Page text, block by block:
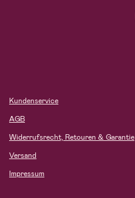
Kundenservice
AGB
Widerrufsrecht, Retouren & Garantie
Versand
Impressum